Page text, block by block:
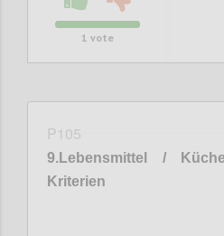
1 vote
P105
9.Lebensmittel /
Kriterien